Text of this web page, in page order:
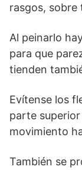
rasgos, sobre
Al peinarlo
para que
tienden
Evítense los
parte
movimiento
También se